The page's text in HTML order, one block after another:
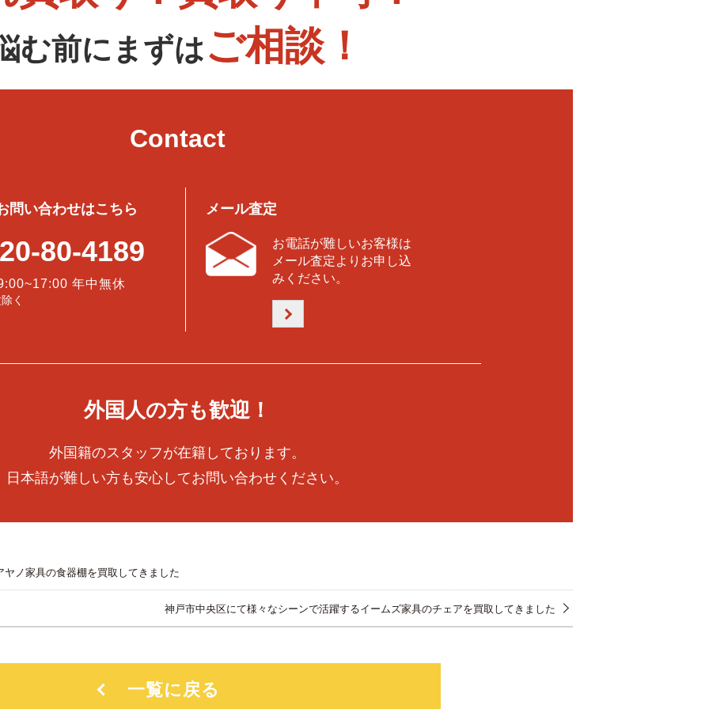
む前にまずはご相談！
Contact
問い合わせはこちら
80-4189
年中無休
く
メール査定
お電話が難しいお客様は
メール査定よりお申し込
みください。
外国人の方も歓迎！
外国籍のスタッフが在籍しております。
日本語が難しい方も安心してお問い合わせください。
ノ家具の食器棚を買取してきました
神戸市中央区にて様々なシーンで活躍するイームズ家具のチェアを買取してきました
一覧に戻る